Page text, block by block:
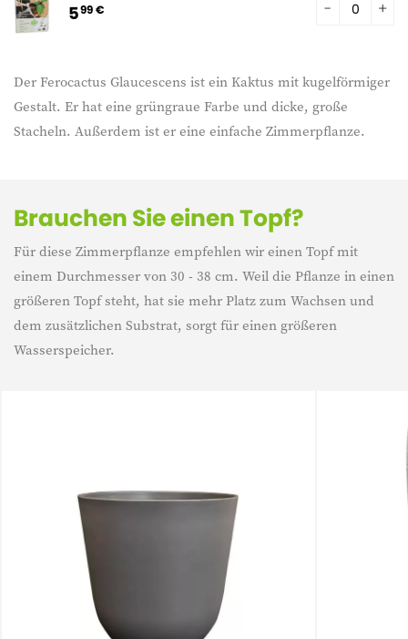
Der Ferocactus Glaucescens ist ein Kaktus mit kugelförmiger
Gestalt. Er hat eine grüngraue Farbe und dicke, große
Stacheln. Außerdem ist er eine einfache Zimmerpflanze.
599 €
Brauchen Sie einen Topf?
Für diese Zimmerpflanze empfehlen wir einen Topf mit
einem Durchmesser von 30 - 38 cm. Weil die Pflanze in einen
größeren Topf steht, hat sie mehr Platz zum Wachsen und
dem zusätzlichen Substrat, sorgt für einen größeren
Wasserspeicher.